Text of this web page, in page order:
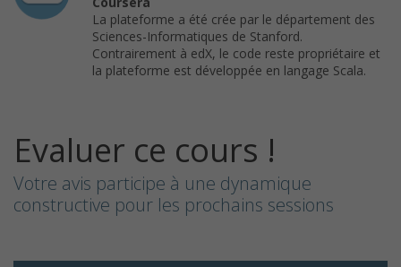
La plateforme a été crée par le département des
Sciences-Informatiques de Stanford.
Contrairement à edX, le code reste propriétaire et
la plateforme est développée en langage Scala.
Evaluer ce cours !
Votre avis participe à une dynamique
constructive pour les prochains sessions